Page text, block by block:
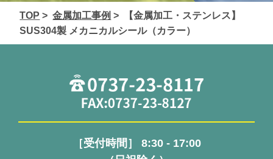
TOP >金属加工事例 > 【金属加工・ステンレス】
SUS304製 メカニカルシール（カラー）
［受付時間］ 8:30 - 17:00